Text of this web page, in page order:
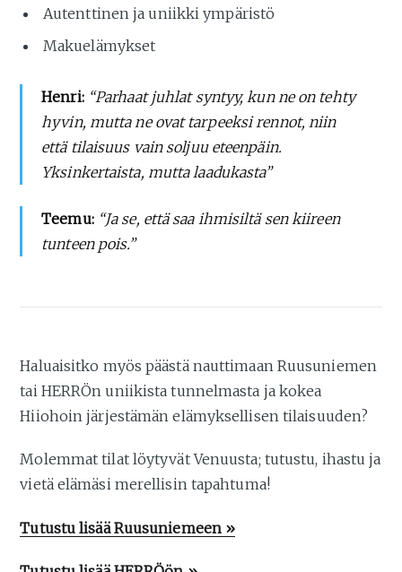
Autenttinen ja uniikki ympäristö
Makuelämykset
Henri: “Parhaat juhlat syntyy, kun ne on tehty
hyvin, mutta ne ovat tarpeeksi rennot, niin
että tilaisuus vain soljuu eteenpäin.
Yksinkertaista, mutta laadukasta”
Teemu: “Ja se, että saa ihmisiltä sen kiireen
tunteen pois.”
Haluaisitko myös päästä nauttimaan Ruusuniemen
tai HERRÖn uniikista tunnelmasta ja kokea
Hiiohoin järjestämän elämyksellisen tilaisuuden?
Molemmat tilat löytyvät Venuusta; tutustu, ihastu ja
vietä elämäsi merellisin tapahtuma!
Tutustu lisää Ruusuniemeen »